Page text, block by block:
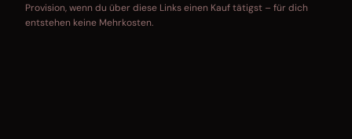
Provision, wenn du über diese Links einen Kauf tätigst – für dich
entstehen keine Mehrkosten.